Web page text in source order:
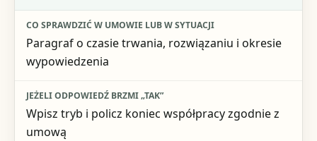
Co sprawdzić w umowie lub w sytuacji
Jeżeli odpowiedź brzmi „tak”
Jeżeli odpowiedź brzmi „nie”
Paragraf o czasie trwania, rozwiązaniu i okresie
wypowiedzenia
Wpisz tryb i policz koniec współpracy zgodnie z
umową